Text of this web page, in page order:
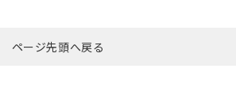
ページ先頭へ戻る